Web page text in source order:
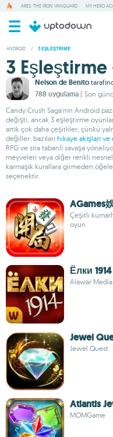
ARES: THE IRON VANGUARD MY HERO
ANDROID / 3 EŞLEŞTIRME
3 Eşleştirme
Nelson de Benito
788 uygulama ( Son
Candy Crush Saga'nın Android
değişti, ancak 3 eşleştirme
artık çok daha çeşitliler; çünkü
değiller: bazıları hikaye akışları
RPG ve sıra tabanlı savaşa
meyveleri veya diğer renkli
karmaşık kurallara girmeden
seçenektir.
AGames
Çeşitli
oyun
Ёлки 1914
Alawar Media
Jewel
Jewel Quest
Atlantis
MOMGame